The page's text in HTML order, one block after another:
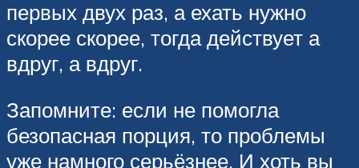
первых двух раз, а ехать нужно
скорее скорее, тогда действует а
вдруг, а вдруг.
Запомните: если не помогла
безопасная порция, то проблемы
уже намного серьёзнее. И хоть вы